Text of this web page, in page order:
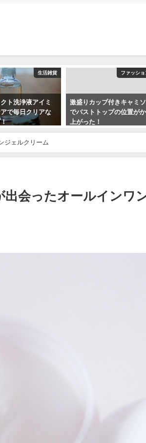
生活雑貨
ト洗浄液アイミ
で毎日クリアな
ファッシ
激盛りカップ付きキャミ
でバストトップの位置が
上がった！
ジェルクリーム
出会ったオールインワ